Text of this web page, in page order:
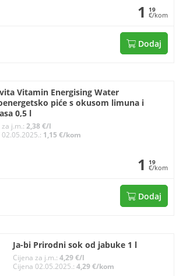
1 19
€/kom
Dodaj
Vitamin Energising Water
piće s okusom limuna i
0,5 l
j.m.: 2,38 €/l
1,15 €/kom
1 19
€/kom
Dodaj
Ja-bi Prirodni sok od jabuke 1 l
Cijena za j.m.: 4,29 €/l
Cijena 02.05.2025.: 4,29 €/kom